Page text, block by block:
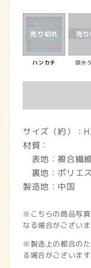
常
価
格
ハンカチ 吸水
サイズ（約）：
材質：
表地：複合繊
裏地：ポリエ
製造地：中国
※こちらの商品写
なる場合がござい
※製造上の都合の
る場合がございま